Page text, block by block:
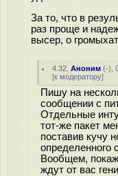
За то, что в
раз проще и
выcep, о
4.32 ,Аноним (-),
[к модератору]
Пишу на
сообщении с
Отдельные
тот-же пакет
поставив кучу
определенного
Вообщем,
ждут от вас